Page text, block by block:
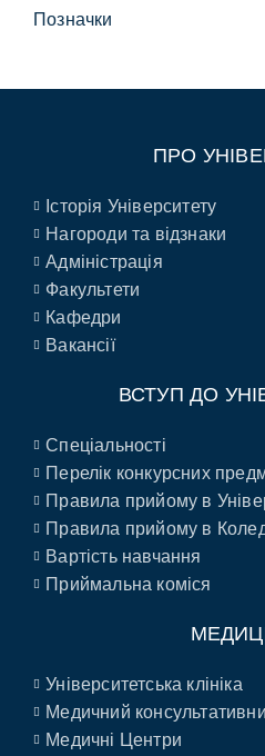
Позначки
ПРО
Історія Університету
Нагороди та відзнаки
Адміністрація
Факультети
Кафедри
Вакансії
ВСТУП ДО
Спеціальності
Перелік конкурсних
Правила прийому в
Правила прийому в
Вартість навчання
Приймальна коміся
Університетська клініка
Медичний
Медичні Центри